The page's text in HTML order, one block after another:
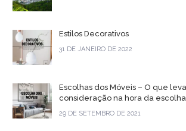
Estilos Decorativos
31 DE JANEIRO DE 2022
Escolhas dos Móveis – O que
consideração na hora da
29 DE SETEMBRO DE 2021